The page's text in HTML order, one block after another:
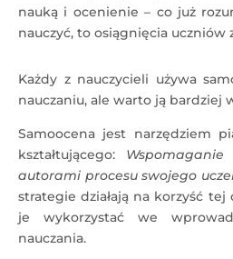
nauką i ocenienie – co już
nauczyć, to osiągnięcia uczniów
Każdy z nauczycieli używa
nauczaniu, ale warto ją bardziej
Samoocena jest narzędziem
kształtującego:
autorami procesu swojego
strategie działają na korzyść
je wykorzystać we
nauczania.